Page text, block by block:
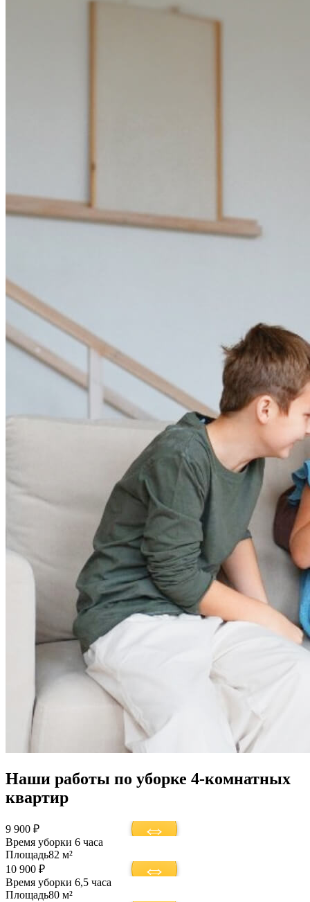
Наши работы по уборке 4-комнатных
квартир
9 900 ₽
Время уборки 6 часа
Площадь82 м²
10 900 ₽
Время уборки 6,5 часа
Площадь80 м²